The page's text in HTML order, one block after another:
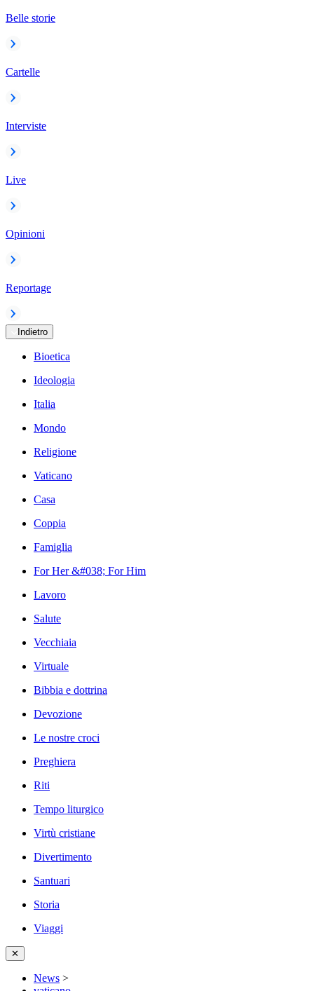
Belle storie
Cartelle
Interviste
Live
Opinioni
Reportage
Indietro
Bioetica
Ideologia
Italia
Mondo
Religione
Vaticano
Casa
Coppia
Famiglia
For Her &#038; For Him
Lavoro
Salute
Vecchiaia
Virtuale
Bibbia e dottrina
Devozione
Le nostre croci
Preghiera
Riti
Tempo liturgico
Virtù cristiane
Divertimento
Santuari
Storia
Viaggi
✕
News >